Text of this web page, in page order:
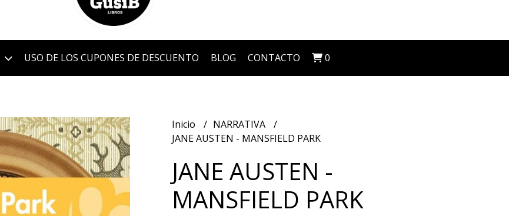
USO DE LOS CUPONES DE DESCUENTO BLOG CONTACTO 0
Inicio
NARRATIVA
JANE AUSTEN - MANSFIELD PARK
JANE AUSTEN -
MANSFIELD PARK